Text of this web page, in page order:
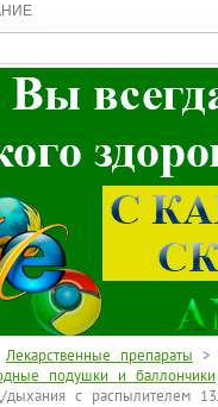
Лекарственные препараты >
подушки и баллончики
дыхания с распылителем